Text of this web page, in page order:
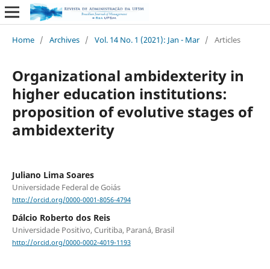
Home / Archives / Vol. 14 No. 1 (2021): Jan - Mar / Articles
Organizational ambidexterity in
higher education institutions:
proposition of evolutive stages of
ambidexterity
Juliano Lima Soares
Universidade Federal de Goiás
http://orcid.org/0000-0001-8056-4794
Dálcio Roberto dos Reis
Universidade Positivo, Curitiba, Paraná, Brasil
http://orcid.org/0000-0002-4019-1193